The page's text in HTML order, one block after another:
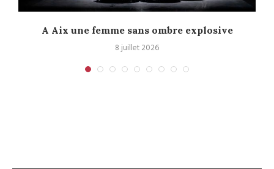
A Aix une femme sans ombre explosive
8 juillet 2026